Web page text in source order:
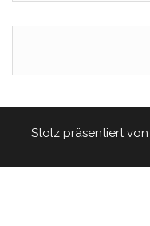
Stolz präsentiert von